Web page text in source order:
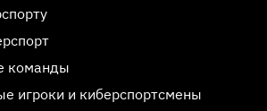
команды
игроки и киберспортсмены